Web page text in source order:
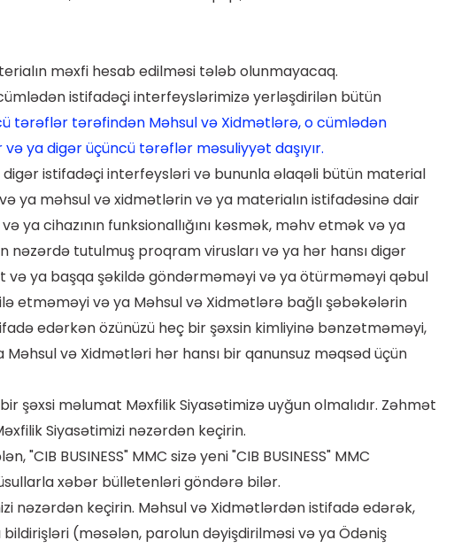
məxfi hesab edilməsi tələb olunmayacaq.
istifadəçi interfeyslərimizə yerləşdirilən bütün
tərəflər tərəfindən Məhsul və Xidmətlərə, o cümlədən
ya digər üçüncü tərəflər məsuliyyət daşıyır.
digər istifadəçi interfeysləri və bununla əlaqəli bütün material
ya məhsul və xidmətlərin və ya materialın istifadəsinə dair
cihazının funksionallığını kəsmək, məhv etmək və ya
nəzərdə tutulmuş proqram virusları və ya hər hansı digər
ya başqa şəkildə göndərməməyi və ya ötürməməyi qəbul
etməməyi və ya Məhsul və Xidmətlərə bağlı şəbəkələrin
edərkən özünüzü heç bir şəxsin kimliyinə bənzətməməyi,
və Xidmətləri hər hansı bir qanunsuz məqsəd üçün
şəxsi məlumat Məxfilik Siyasətimizə uyğun olmalıdır. Zəhmət
Siyasətimizi nəzərdən keçirin.
"CIB BUSINESS" MMC sizə yeni "CIB BUSINESS" MMC
xəbər bülletenləri göndərə bilər.
nəzərdən keçirin. Məhsul və Xidmətlərdən istifadə edərək,
bildirişləri (məsələn, parolun dəyişdirilməsi və ya Ödəniş